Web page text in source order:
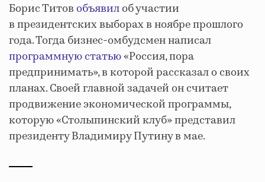
Борис Титовобъявилоб участии
в президентских выборах в ноябре прошлого
года. Тогда бизнес-омбудсмен написал
программную статью«Россия, пора
предпринимать», в которой рассказал о своих
планах. Своей главной задачей он считает
продвижение экономической программы,
которую «Столыпинский клуб» представил
президенту Владимиру Путину в мае.